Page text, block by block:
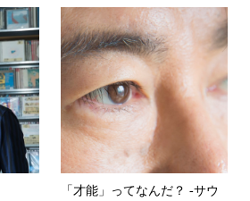
「才能」ってなんだ？ -サウ